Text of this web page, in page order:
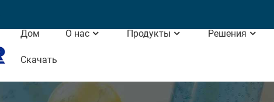
Дом
О нас Продукты Решения
Скачать